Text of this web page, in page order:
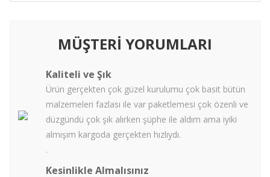
MÜŞTERİ YORUMLARI
Kaliteli ve Şık
Ürün gerçekten çok güzel kurulumu çok basit bütün
malzemeleri fazlası ile var paketlemesi çok özenli ve
düzgündü çok şık alırken şüphe ile aldım ama iyiki
almışım kargoda gerçekten hızlıydı.
.
Kesinlikle Almalısınız